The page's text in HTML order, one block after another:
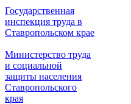
Государственная
инспекция труда в
Ставропольском крае
Министерство труда
и социальной
защиты населения
Ставропольского
края